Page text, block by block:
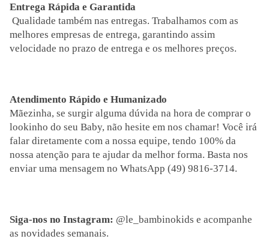
Entrega Rápida e Garantida
Qualidade também nas entregas. Trabalhamos com as
melhores empresas de entrega, garantindo assim
velocidade no prazo de entrega e os melhores preços.
Atendimento Rápido e Humanizado
Mãezinha, se surgir alguma dúvida na hora de comprar o
lookinho do seu Baby, não hesite em nos chamar! Você irá
falar diretamente com a nossa equipe, tendo 100% da
nossa atenção para te ajudar da melhor forma. Basta nos
enviar uma mensagem no WhatsApp (49) 9816-3714.
Siga-nos no Instagram: @le_bambinokids e acompanhe
as novidades semanais.